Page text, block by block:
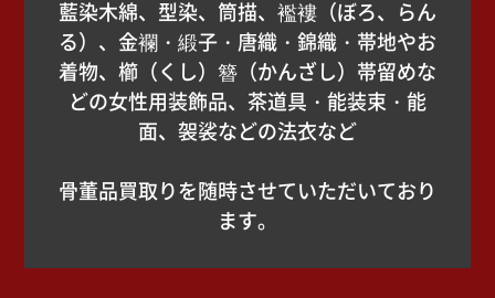
藍染木綿、型染、筒描、襤褸（ぼろ、らん
る）、金襴・緞子・唐織・錦織・帯地やお
着物、櫛（くし）簪（かんざし）帯留めな
どの女性用装飾品、茶道具・能装束・能
面、袈裟などの法衣など
骨董品買取りを随時させていただいており
ます。